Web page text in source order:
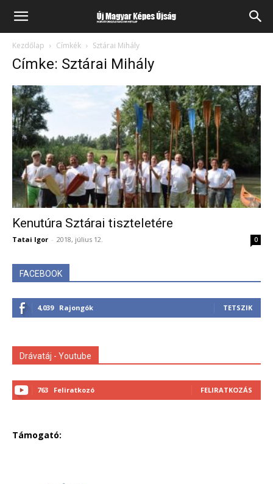
Kezdőlap Címkék Sztárai Mihály
Címke: Sztárai Mihály
Kenutúra Sztárai tiszteletére
Tatai Igor - 2018, július 12. 0
FACEBOOK
4,039 Rajongók TETSZIK
Drávatáj - Youtube
763 Feliratkozó FELIRATKOZÁS
Támogató: